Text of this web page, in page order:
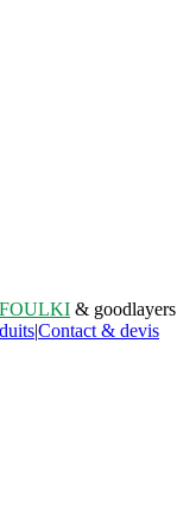
& goodlayers
|Contact & devis